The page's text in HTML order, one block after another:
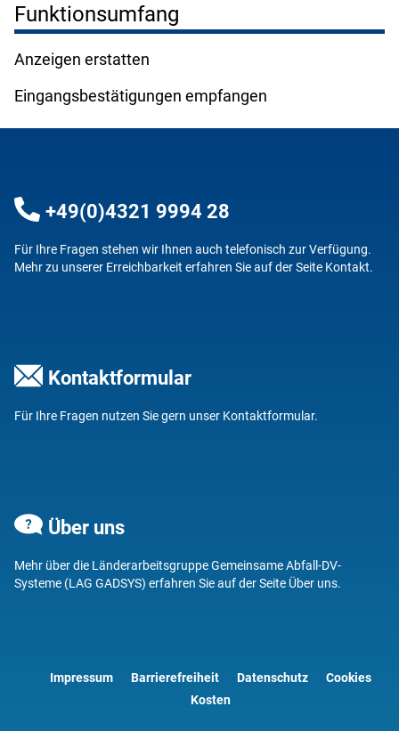
Funktionsumfang
Anzeigen erstatten
Eingangsbestätigungen empfangen
+49(0)4321 9994 28
Für Ihre Fragen stehen wir Ihnen auch telefonisch zur Verfügung.
Mehr zu unserer Erreichbarkeit erfahren Sie auf der Seite Kontakt.
Kontaktformular
Für Ihre Fragen nutzen Sie gern unser Kontaktformular.
Über uns
Mehr über die Länderarbeitsgruppe Gemeinsame Abfall-DV-
Systeme (LAG GADSYS) erfahren Sie auf der Seite Über uns.
Impressum Barrierefreiheit Datenschutz
Cookies
Kosten